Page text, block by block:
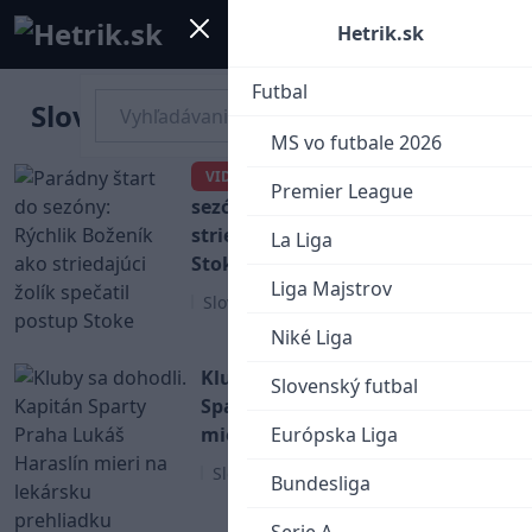
Mobile menu
Hetrik.sk
Futbal
MS vo futbale 2026
Premier League
La Liga
Liga Majstrov
Niké Liga
Slovenský futbal
Európska Liga
Bundesliga
Slovenský futbal
VIDEO
Parádny štart do
sezóny: Rýchlik Boženík ako
striedajúci žolík spečatil postup
Stoke
Slovenský futbal
Kluby sa dohodli. Kapitán
Sparty Praha Lukáš Haraslín
mieri na lekársku prehliadku
Slovenský futbal